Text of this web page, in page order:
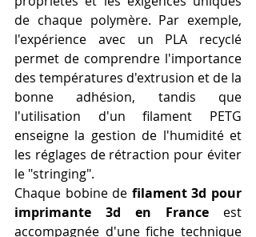
de chaque polymère. Par exemple,
l'expérience avec un PLA recyclé
permet de comprendre l'importance
des températures d'extrusion et de la
bonne adhésion, tandis que
l'utilisation d'un filament PETG
enseigne la gestion de l'humidité et
les réglages de rétraction pour éviter
le "stringing".
Chaque bobine de filament 3d pour
imprimante 3d en France est
accompagnée d'une fiche technique